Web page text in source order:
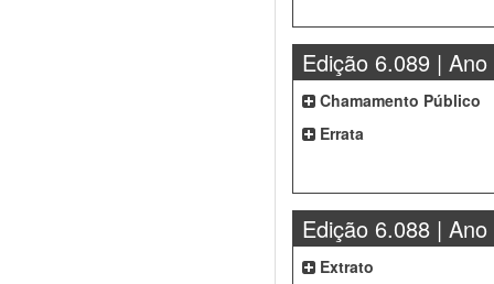
Edição 6.089 | Ano
Chamamento Público
Errata
Edição 6.088 | Ano
Extrato